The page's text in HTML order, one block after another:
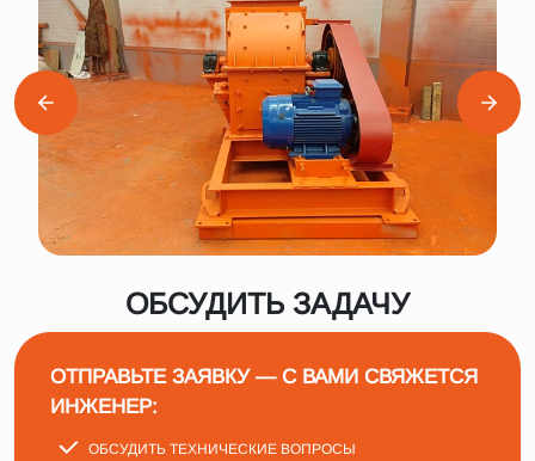
ОБСУДИТЬ ЗАДАЧУ
ОТПРАВЬТЕ ЗАЯВКУ — С ВАМИ СВЯЖЕТСЯ
ИНЖЕНЕР:
ОБСУДИТЬ ТЕХНИЧЕСКИЕ ВОПРОСЫ